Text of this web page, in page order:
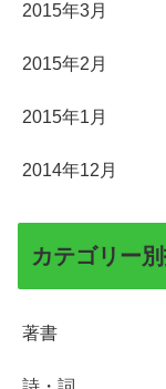
2015年3月
2015年2月
2015年1月
2014年12月
カテゴリー
著書